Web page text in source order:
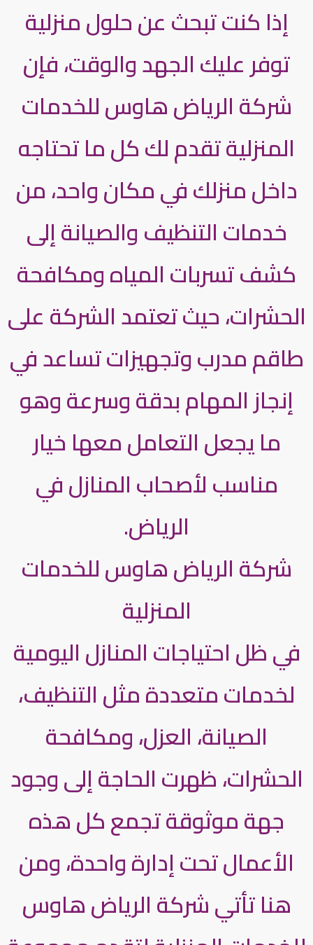
إذا كنت تبحث عن حلول منزلية
توفر عليك الجهد والوقت، فإن
شركة الرياض هاوس للخدمات
المنزلية تقدم لك كل ما تحتاجه
داخل منزلك في مكان واحد، من
خدمات التنظيف والصيانة إلى
كشف تسربات المياه ومكافحة
الحشرات، حيث تعتمد الشركة على
طاقم مدرب وتجهيزات تساعد في
إنجاز المهام بدقة وسرعة وهو
ما يجعل التعامل معها خيار
مناسب لأصحاب المنازل في
الرياض.
شركة الرياض هاوس للخدمات
المنزلية
في ظل احتياجات المنازل اليومية
لخدمات متعددة مثل التنظيف،
الصيانة، العزل، ومكافحة
الحشرات، ظهرت الحاجة إلى وجود
جهة موثوقة تجمع كل هذه
الأعمال تحت إدارة واحدة، ومن
هنا تأتي شركة الرياض هاوس